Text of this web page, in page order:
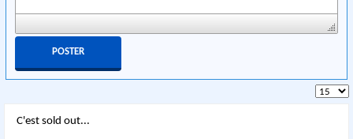
C'est sold out...